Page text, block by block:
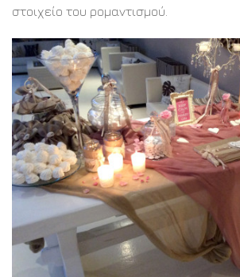
στοιχείο του ρομαντισμού.